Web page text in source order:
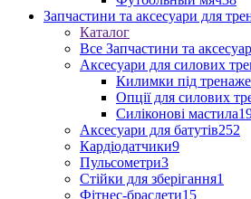
Запчастини та аксесуари для
Каталог
Все Запчастини та
Аксесуари для силових
Килимки під
Опції для силових
Силіконові мастила
Аксесуари для батутів252
Кардіодатчики9
Пульсометри3
Стійки для зберігання1
Фітнес-браслети15